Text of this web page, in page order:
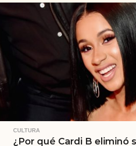
CULTURA
¿Por qué Cardi B eliminó